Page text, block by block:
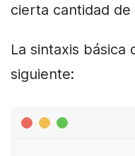
cierta cantidad de
La sintaxis básica
siguiente: